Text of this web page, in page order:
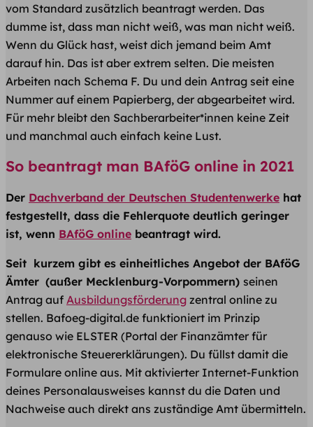
vom Standard zusätzlich beantragt werden. Das
dumme ist, dass man nicht weiß, was man nicht weiß.
Wenn du Glück hast, weist dich jemand beim Amt
darauf hin. Das ist aber extrem selten. Die meisten
Arbeiten nach Schema F. Du und dein Antrag seit eine
Nummer auf einem Papierberg, der abgearbeitet wird.
Für mehr bleibt den Sachberarbeiter*innen keine Zeit
und manchmal auch einfach keine Lust.
So beantragt man BAföG online in 2021
Der Dachverband der Deutschen Studentenwerke hat
festgestellt, dass die Fehlerquote deutlich geringer
ist, wenn BAföG online beantragt wird.
Seit kurzem gibt es einheitliches Angebot der BAföG
Ämter (außer Mecklenburg-Vorpommern) seinen
Antrag auf Ausbildungsförderung zentral online zu
stellen. Bafoeg-digital.de funktioniert im Prinzip
genauso wie ELSTER (Portal der Finanzämter für
elektronische Steuererklärungen). Du füllst damit die
Formulare online aus. Mit aktivierter Internet-Funktion
deines Personalausweises kannst du die Daten und
Nachweise auch direkt ans zuständige Amt übermitteln.